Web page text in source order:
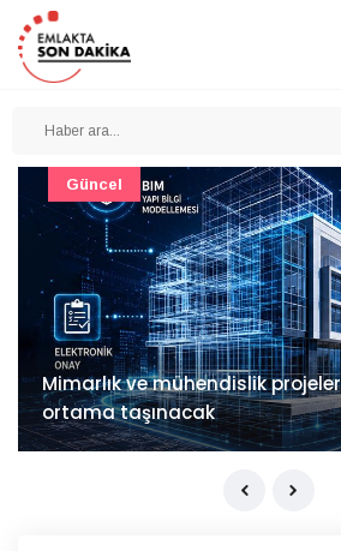
Mimarlık ve mühendislik
ortama taşınacak
Güncel